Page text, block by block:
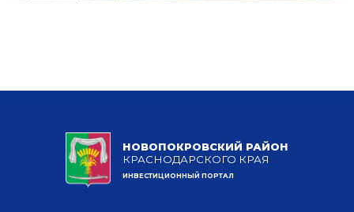
НОВОПОКРОВСКИЙ РАЙОН
КРАСНОДАРСКОГО КРАЯ
ИНВЕСТИЦИОННЫЙ ПОРТАЛ